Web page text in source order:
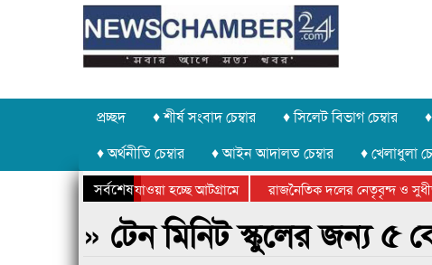
প্রচ্ছদ ♦ শীর্ষ সংবাদ চেম্বার ♦ সিলেট বিভাগ চেম্বার
♦ অর্থনীতি চেম্বার
♦ আইন আদালত চেম্বার ♦ খেলাধুলা
সর্বশেষ
চুরি করে নিয়ে যাওয়া হচ্ছে আটগ্রামে রাজনৈতিক দলের নেতৃবৃন্দ ও
ক্রীড়া প্রতিযোগিতার পুরস্কার বিতরণ সম্পন্ন
সিলেটে বাংলাদেশ গ্রুপ থিয়েটার
» টেন মিনিট স্কুলের জন্য ৫